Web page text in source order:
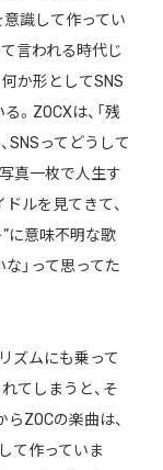
識して作ってい
て言われる時代じ
か形としてSNS
。ZOCXは、「残
SNSってどうして
真一枚で人生す
ルを見てきて、
に意味不明な歌
な」って思ってた
ズムにも乗って
てしまうと、そ
ZOCの楽曲は、
て作っていま